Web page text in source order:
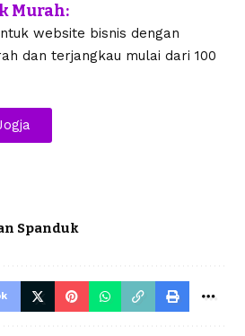
Murah:
website bisnis dengan
dan terjangkau mulai dari 100
Spanduk